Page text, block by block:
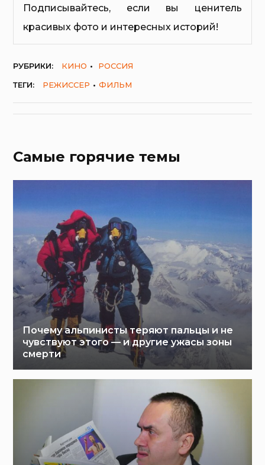
Подписывайтесь, если вы ценитель
красивых фото и интересных историй!
РУБРИКИ: КИНО
РОССИЯ
ТЕГИ:
РЕЖИССЕР ФИЛЬМ
Самые горячие темы
Почему альпинисты теряют пальцы и не
чувствуют этого — и другие ужасы зоны
смерти